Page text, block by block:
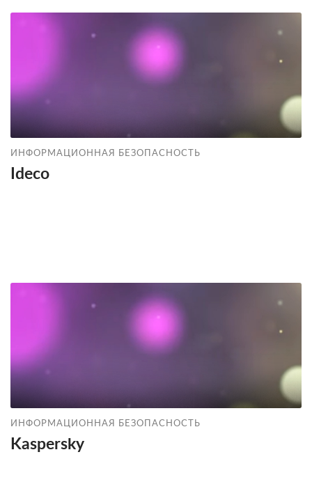
ИНФОРМАЦИОННАЯ БЕЗОПАСНОСТЬ
Ideco
ИНФОРМАЦИОННАЯ БЕЗОПАСНОСТЬ
Kaspersky